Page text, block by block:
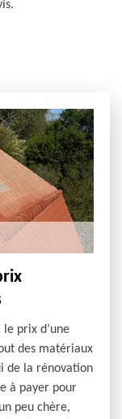
prix d’une
des matériaux
de la rénovation
à payer pour
peu chère,